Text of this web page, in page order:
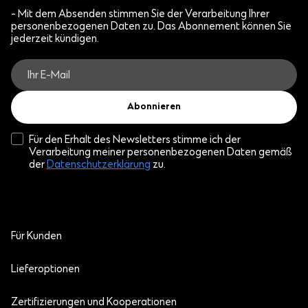
- Mit dem Absenden stimmen Sie der Verarbeitung Ihrer
personenbezogenen Daten zu. Das Abonnement können Sie
jederzeit kündigen.
Abonnieren
Für den Erhalt des Newsletters stimme ich der
Verarbeitung meiner personenbezogenen Daten gemäß
der Datenschutzerklärung zu.
Für Kunden
Zertifizierungen und Kooperationen
Lieferoptionen